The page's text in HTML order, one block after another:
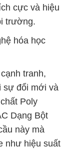
cực và hiệu
trường.
hóa học
tranh,
sự đổi mới và
Poly
Dạng Bột
này mà
như hiệu suất